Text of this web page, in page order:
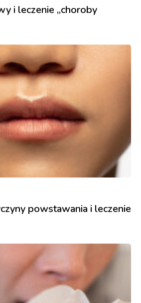
i leczenie „choroby
powstawania i leczenie